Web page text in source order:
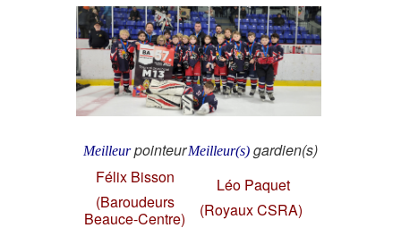
MeilleurpointeurMeilleur(s) gardien(s)
Félix Bisson
(Baroudeurs
Beauce-Centre)
Léo Paquet
(Royaux CSRA)